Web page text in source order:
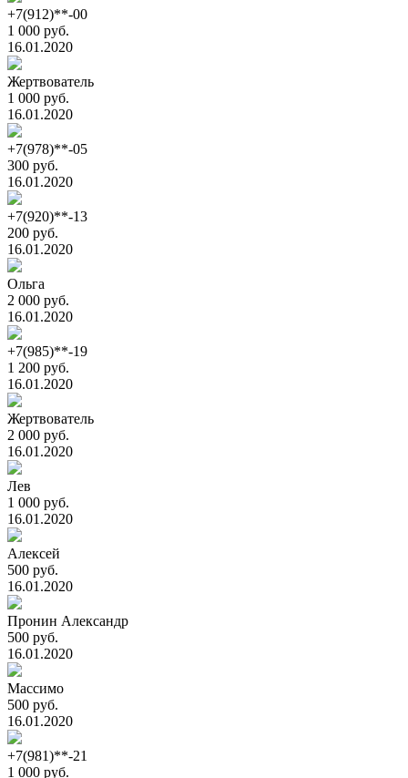
+7(912)**-00
1 000 руб.
16.01.2020
Жертвователь
1 000 руб.
16.01.2020
+7(978)**-05
300 руб.
16.01.2020
+7(920)**-13
200 руб.
16.01.2020
Ольга
2 000 руб.
16.01.2020
+7(985)**-19
1 200 руб.
16.01.2020
Жертвователь
2 000 руб.
16.01.2020
Лев
1 000 руб.
16.01.2020
Алексей
500 руб.
16.01.2020
Пронин Александр
500 руб.
16.01.2020
Массимо
500 руб.
16.01.2020
+7(981)**-21
1 000 руб.